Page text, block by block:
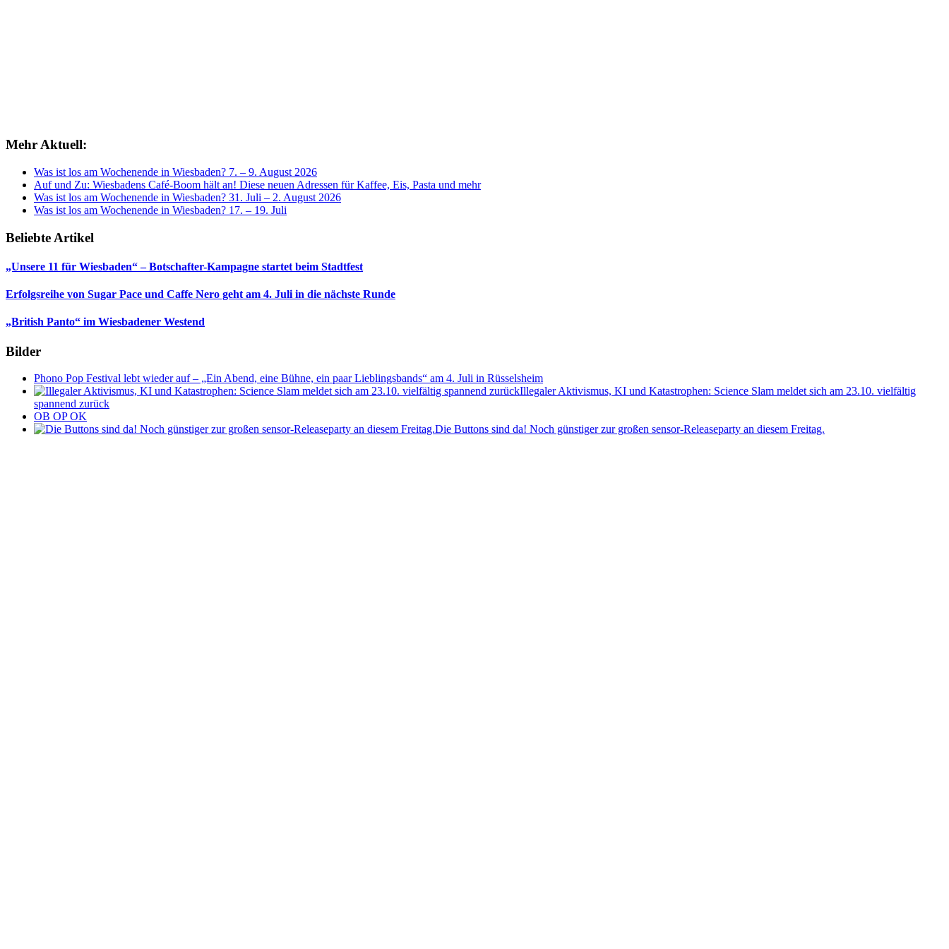
Mehr Aktuell:
Was ist los am Wochenende in Wiesbaden? 7. – 9. August 2026
Auf und Zu: Wiesbadens Café-Boom hält an! Diese neuen Adressen für Kaffee, Eis, Pasta und mehr
Was ist los am Wochenende in Wiesbaden? 31. Juli – 2. August 2026
Was ist los am Wochenende in Wiesbaden? 17. – 19. Juli
Beliebte Artikel
„Unsere 11 für Wiesbaden“ – Botschafter-Kampagne startet beim Stadtfest
Erfolgsreihe von Sugar Pace und Caffe Nero geht am 4. Juli in die nächste Runde
„British Panto“ im Wiesbadener Westend
Bilder
Phono Pop Festival lebt wieder auf – „Ein Abend, eine Bühne, ein paar Lieblingsbands“ am 4. Juli in Rüsselsheim
Illegaler Aktivismus, KI und Katastrophen: Science Slam meldet sich am 23.10. vielfältig
spannend zurück
OB OP OK
Die Buttons sind da! Noch günstiger zur großen sensor-Releaseparty an diesem Freitag.